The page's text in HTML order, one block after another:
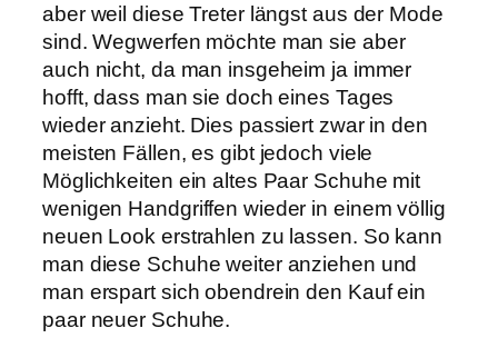
aber weil diese Treter längst aus der Mode
sind. Wegwerfen möchte man sie aber
auch nicht, da man insgeheim ja immer
hofft, dass man sie doch eines Tages
wieder anzieht. Dies passiert zwar in den
meisten Fällen, es gibt jedoch viele
Möglichkeiten ein altes Paar Schuhe mit
wenigen Handgriffen wieder in einem völlig
neuen Look erstrahlen zu lassen. So kann
man diese Schuhe weiter anziehen und
man erspart sich obendrein den Kauf ein
paar neuer Schuhe.